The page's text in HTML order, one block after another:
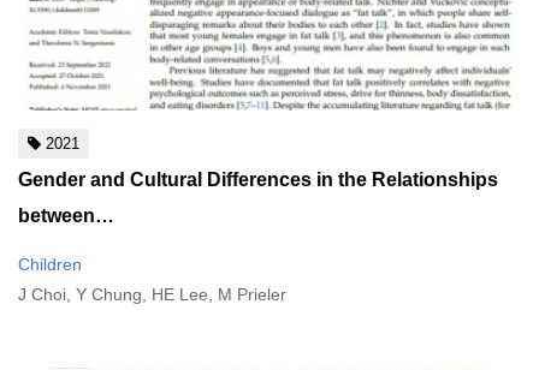
2021
Gender and Cultural Differences in the Relationships
between…
Children
J Choi, Y Chung, HE Lee, M Prieler